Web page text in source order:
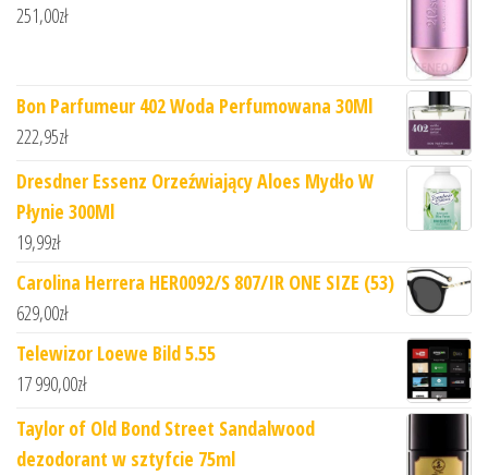
251,00zł
Bon Parfumeur 402 Woda Perfumowana 30Ml
222,95zł
Dresdner Essenz Orzeźwiający Aloes Mydło W
Płynie 300Ml
19,99zł
Carolina Herrera HER0092/S 807/IR ONE SIZE (53)
629,00zł
Telewizor Loewe Bild 5.55
17 990,00zł
Taylor of Old Bond Street Sandalwood
dezodorant w sztyfcie 75ml